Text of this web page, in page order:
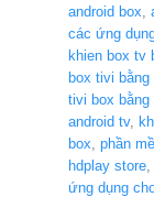
android box
các ứng
khien box tv
box tivi bằng
tivi box bằng
android tv,
box phần
hdplay store
ứng dụng